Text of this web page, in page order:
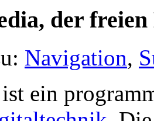
der
Navigation,
ist ein